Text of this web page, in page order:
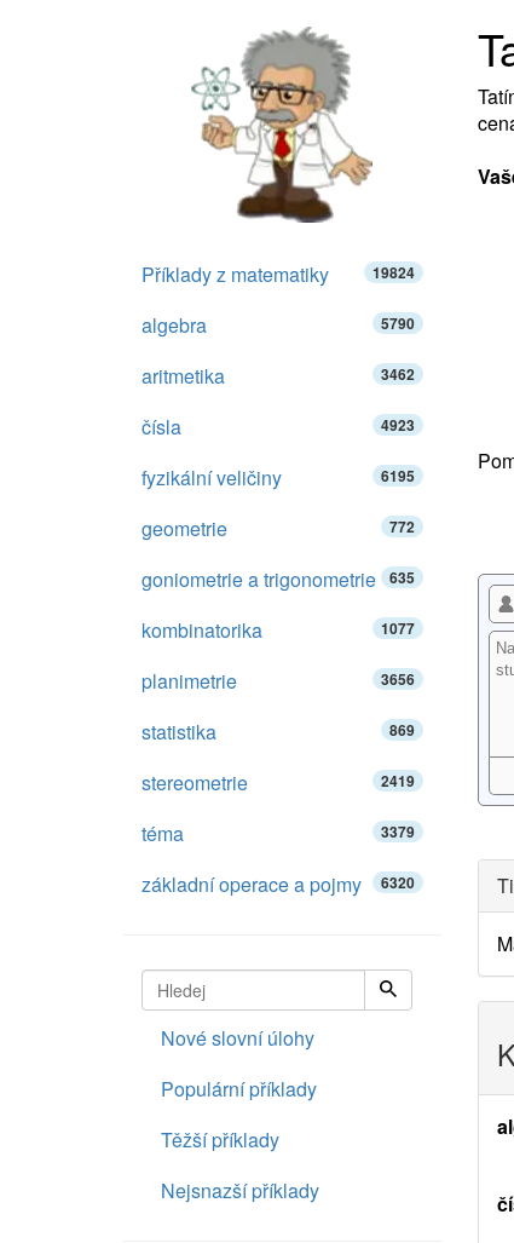
Příklady z matematiky 19824
algebra 5790
aritmetika 3462
čísla 4923
fyzikální veličiny 6195
geometrie 772
goniometrie a trigonometrie 635
kombinatorika 1077
planimetrie 3656
statistika 869
stereometrie 2419
téma 3379
základní operace a pojmy 6320
Nové slovní úlohy
Populární příklady
Těžší příklady
Nejsnazší příklady